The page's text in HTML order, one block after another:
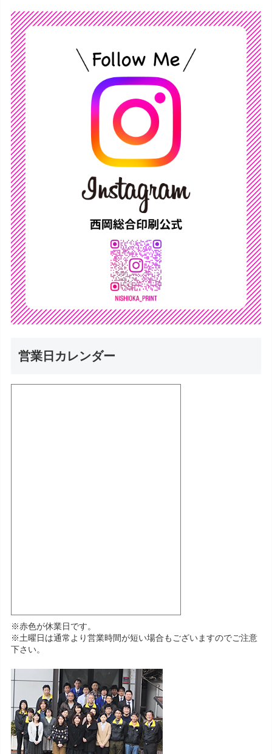
営業日カレンダー
※赤色が休業日です。
※土曜日は通常より営業時間が短い場合もございますのでご注意
下さい。